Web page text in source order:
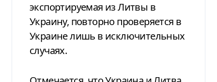
экспортируемая из Литвы в
Украину, повторно проверяется в
Украине лишь в исключительных
случаях.